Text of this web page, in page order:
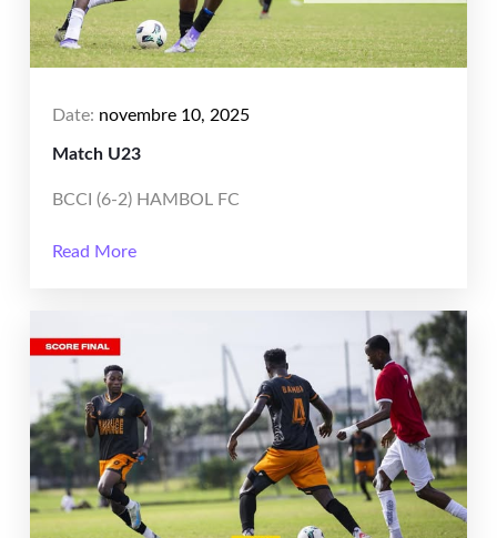
Date: novembre 10, 2025
Match U23
BCCI (6-2) HAMBOL FC
Read More